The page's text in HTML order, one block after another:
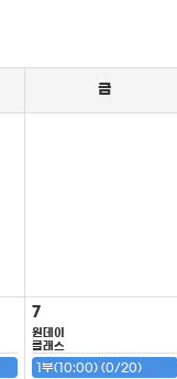
금
7
원데이
클래스
1부(10:00) (0/20)